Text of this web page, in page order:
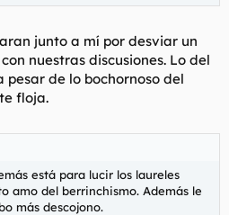
junto a mí por desviar un
nuestras discusiones. Lo del
de lo bochornoso del
floja.
está para lucir los laureles
amo del berrinchismo. Además le
más descojono.